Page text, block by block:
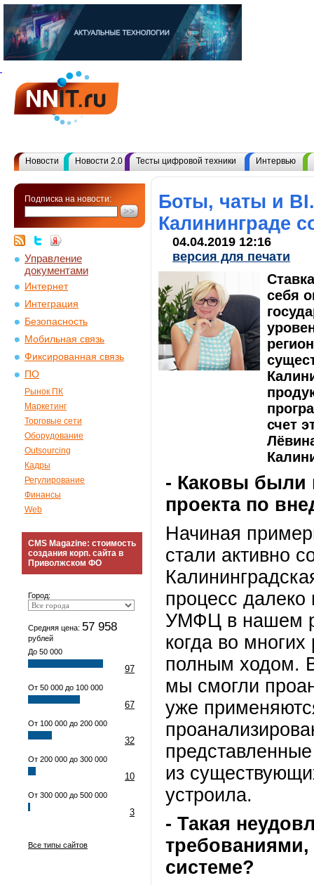
Новости Новости 2.0 Тесты цифровой техники Интервью
Подписка на новости:
Управление
документами
Интернет
Интеграция
Безопасность
Мобильная связь
Фиксированная связь
ПО
Рынок ПК
Маркетинг
Торговые сети
Оборудование
Outsourcing
Кадры
Регулирование
Финансы
Web
CMS Magazine: стоимость
создания корп. сайта в
Приволжском ФО
Город:
Средняя цена: 57 958
рублей
До 50 000
97
От 50 000 до 100 000
67
От 100 000 до 200 000
32
От 200 000 до 300 000
10
От 300 000 до 500 000
3
Все типы сайтов
Боты, чаты и
Калининграде
04.04.2019 12:16
версия для печати
себя
счет
- Каковы были
проекта по
Начиная
стали активно
процесс далеко
УМФЦ в нашем
когда во
полным ходом.
мы смогли
уже
из
устроила.
- Такая
системе?